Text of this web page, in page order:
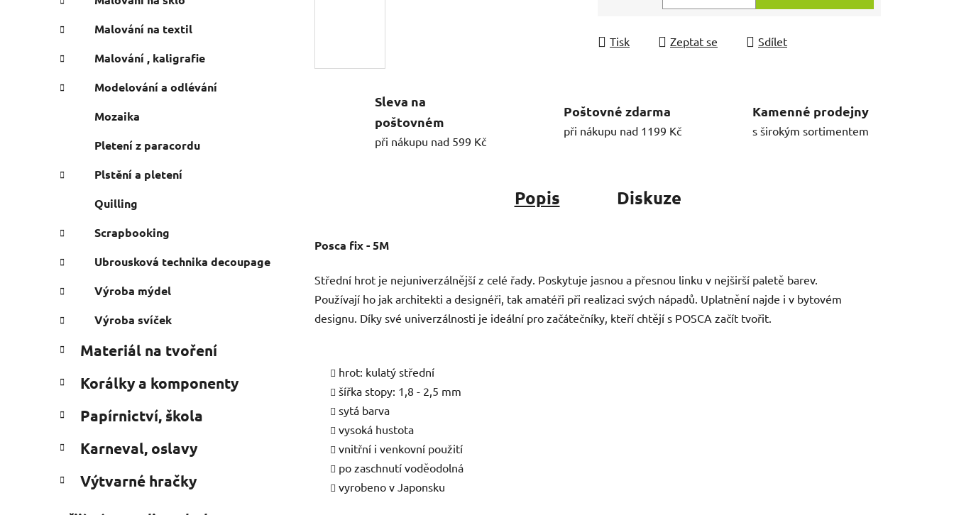
e
l
Malování na textil
Malování , kaligrafie
Modelování a odlévání
Mozaika
Pletení z paracordu
Plstění a pletení
Quilling
Scrapbooking
Ubrousková technika decoupage
Výroba mýdel
Výroba svíček
Materiál na tvoření
Korálky a komponenty
Papírnictví, škola
Karneval, oslavy
Výtvarné hračky
Měrná cena:
Tisk Zeptat se Sdílet
Sleva na
poštovném
při nákupu nad 599 Kč
Poštovné zdarma
při nákupu nad 1199 Kč
Kamenné prodejny
s širokým sortimentem
Popis Diskuze
Posca fix - 5M
Střední hrot je nejuniverzálnější z celé řady. Poskytuje jasnou a přesnou linku v nejširší paletě barev.
Používají ho jak architekti a designéři, tak amatéři při realizaci svých nápadů. Uplatnění najde i v bytovém
designu. Díky své univerzálnosti je ideální pro začátečníky, kteří chtějí s POSCA začít tvořit.
hrot: kulatý střední
šířka stopy: 1,8 - 2,5 mm
sytá barva
vysoká hustota
vnitřní i venkovní použití
po zaschnutí voděodolná
vyrobeno v Japonsku